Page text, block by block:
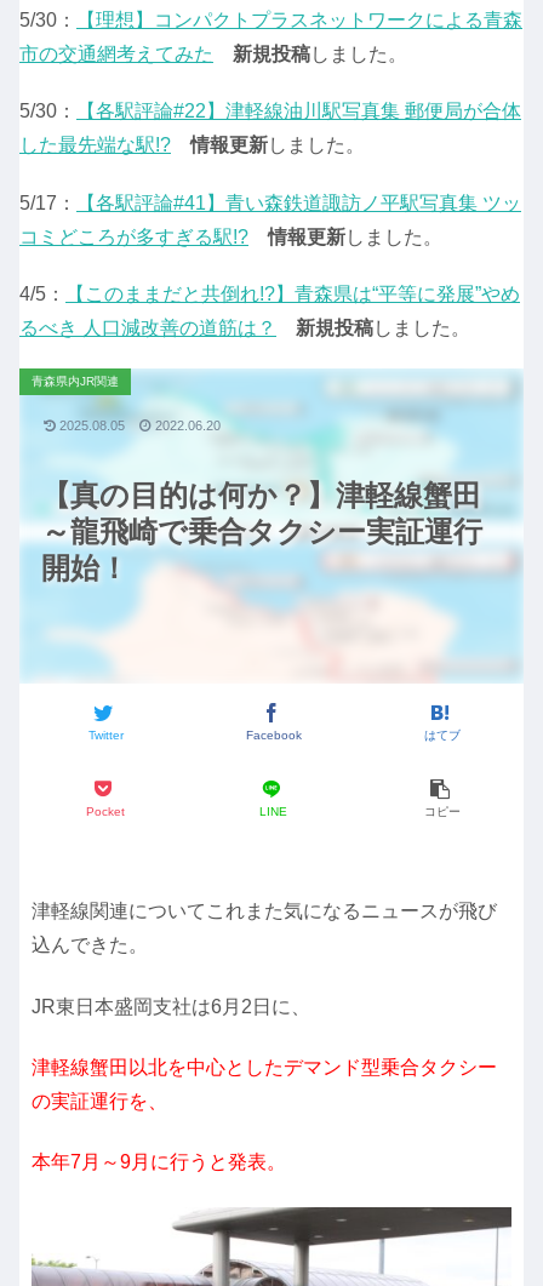
5/30：
【理想】コンパクトプラスネットワークによる青森
市の交通網考えてみた
新規投稿しました。
5/30：
【各駅評論#22】津軽線油川駅写真集 郵便局が合体
した最先端な駅!?
情報更新しました。
5/17：
【各駅評論#41】青い森鉄道諏訪ノ平駅写真集 ツッ
コミどころが多すぎる駅!?
情報更新しました。
4/5：
【このままだと共倒れ!?】青森県は“平等に発展”やめ
るべき 人口減改善の道筋は？
新規投稿しました。
【真の目的は何か？】津軽線蟹田
～龍飛崎で乗合タクシー実証運行
開始！
青森県内JR関連
Twitter Facebook はてブ
Pocket LINE コピー
2025.08.05 2022.06.20
津軽線関連についてこれまた気になるニュースが飛び
込んできた。
JR東日本盛岡支社は6月2日に、
津軽線蟹田以北を中心としたデマンド型乗合タクシー
の実証運行を、
本年7月～9月に行うと発表。